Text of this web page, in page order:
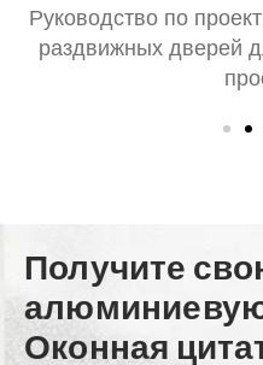
Выбор
гостиной:
алюминиевую
Оконная
Ищете ли вы